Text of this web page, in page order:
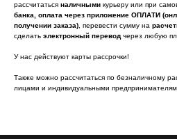
рассчитаться наличными курьеру или при
банка, оплата через приложение ОПЛАТИ
получении заказа), перевести сумму на
сделать электронный переводчерез любую
У нас действуют карты рассрочки!
Также можно рассчитаться по безналичному
лицами и индивидуальными